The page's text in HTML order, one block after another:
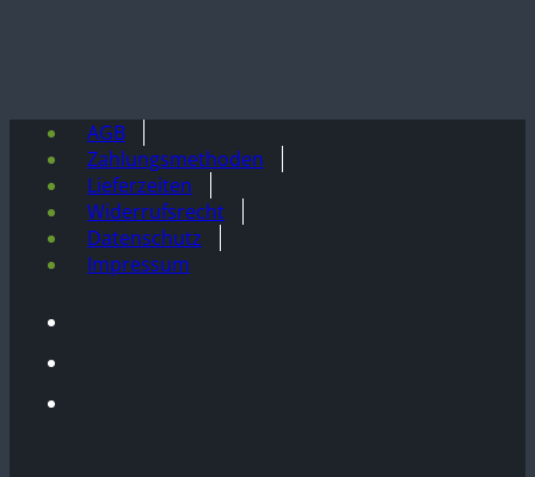
AGB
Zahlungsmethoden
Lieferzeiten
Widerrufsrecht
Datenschutz
Impressum